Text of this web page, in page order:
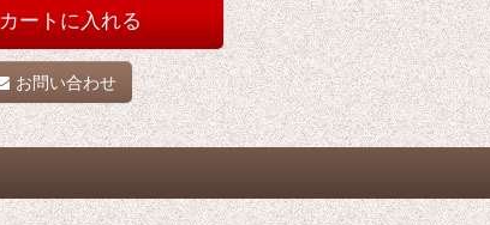
カートに入れる
お問い合わせ